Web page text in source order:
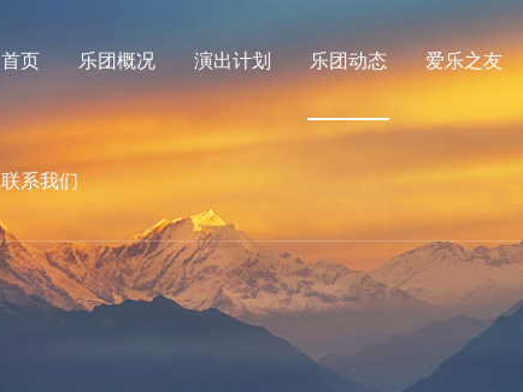
首页 乐团概况 演出计划 乐团动态 爱乐之友
联系我们